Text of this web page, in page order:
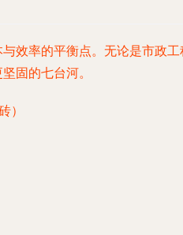
效率的平衡点。无论是市政
固的七台河。
）